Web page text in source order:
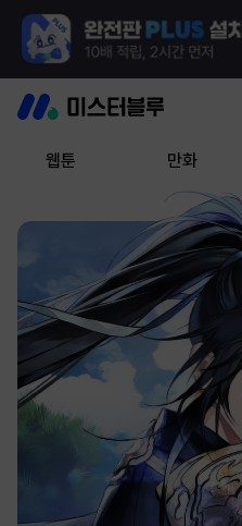
웹툰 만화